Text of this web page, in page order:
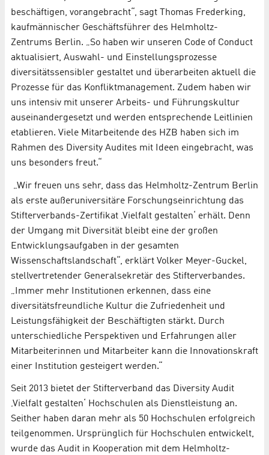
beschäftigen, vorangebracht“, sagt Thomas Frederking,
kaufmännischer Geschäftsführer des Helmholtz-
Zentrums Berlin. „So haben wir unseren Code of Conduct
aktualisiert, Auswahl- und Einstellungsprozesse
diversitätssensibler gestaltet und überarbeiten aktuell die
Prozesse für das Konfliktmanagement. Zudem haben wir
uns intensiv mit unserer Arbeits- und Führungskultur
auseinandergesetzt und werden entsprechende Leitlinien
etablieren. Viele Mitarbeitende des HZB haben sich im
Rahmen des Diversity Audites mit Ideen eingebracht, was
uns besonders freut.“
„Wir freuen uns sehr, dass das Helmholtz-Zentrum Berlin
als erste außeruniversitäre Forschungseinrichtung das
Stifterverbands-Zertifikat ‚Vielfalt gestalten‘ erhält. Denn
der Umgang mit Diversität bleibt eine der großen
Entwicklungsaufgaben in der gesamten
Wissenschaftslandschaft“, erklärt Volker Meyer-Guckel,
stellvertretender Generalsekretär des Stifterverbandes.
„Immer mehr Institutionen erkennen, dass eine
diversitätsfreundliche Kultur die Zufriedenheit und
Leistungsfähigkeit der Beschäftigten stärkt. Durch
unterschiedliche Perspektiven und Erfahrungen aller
Mitarbeiterinnen und Mitarbeiter kann die Innovationskraft
einer Institution gesteigert werden.“
Seit 2013 bietet der Stifterverband das Diversity Audit
‚Vielfalt gestalten‘ Hochschulen als Dienstleistung an.
Seither haben daran mehr als 50 Hochschulen erfolgreich
teilgenommen. Ursprünglich für Hochschulen entwickelt,
wurde das Audit in Kooperation mit dem Helmholtz-